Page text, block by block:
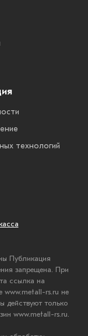
технологий
Публикация
запрещена. При
ссылка на
www.metall-rs.ru не
действуют только
www.metall-rs.ru.